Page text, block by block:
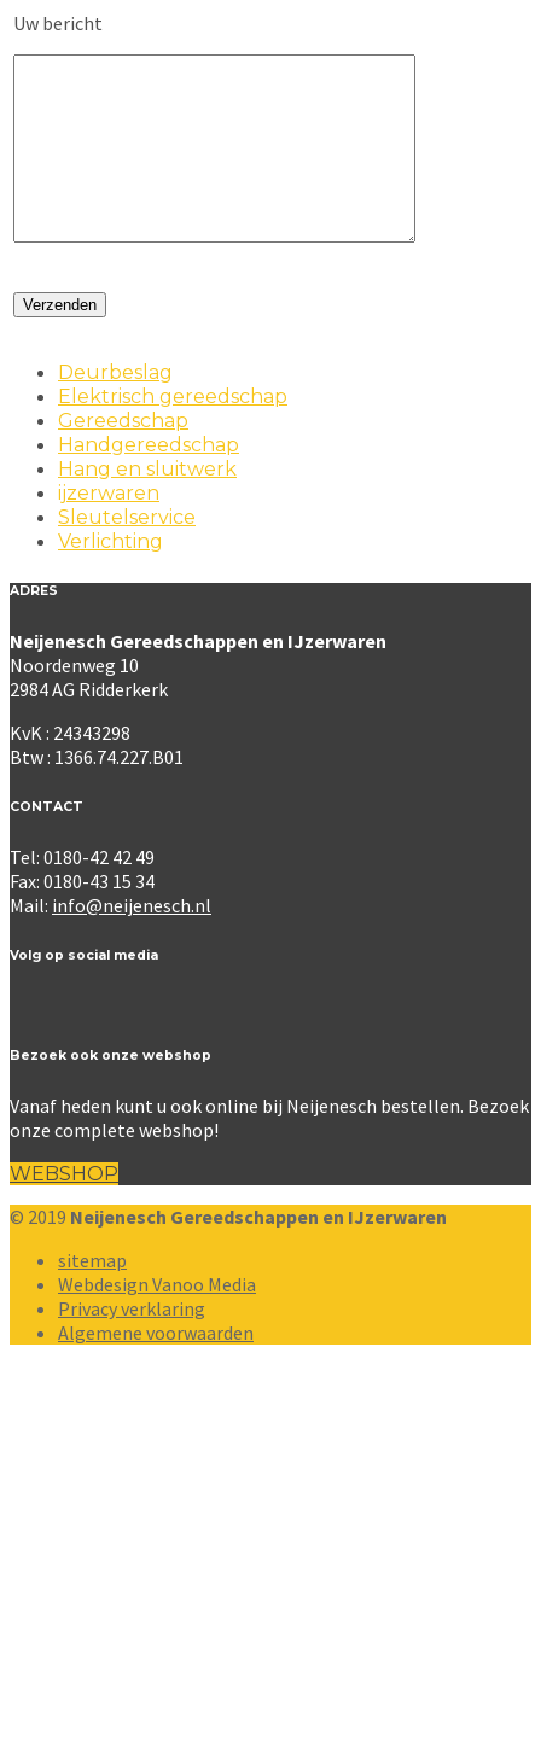
Uw bericht
Deurbeslag
Elektrisch gereedschap
Gereedschap
Handgereedschap
Hang en sluitwerk
ijzerwaren
Sleutelservice
Verlichting
ADRES
Neijenesch Gereedschappen en IJzerwaren
Noordenweg 10
2984 AG Ridderkerk
KvK : 24343298
Btw : 1366.74.227.B01
CONTACT
Tel: 0180-42 42 49
Fax: 0180-43 15 34
Mail: info@neijenesch.nl
Volg op social media
Bezoek ook onze webshop
Vanaf heden kunt u ook online bij Neijenesch bestellen. Bezoek
onze complete webshop!
WEBSHOP
© 2019 Neijenesch Gereedschappen en IJzerwaren
sitemap
Webdesign Vanoo Media
Privacy verklaring
Algemene voorwaarden